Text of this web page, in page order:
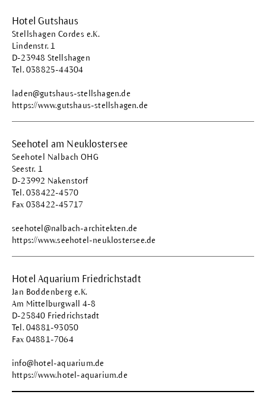
Hotel Gutshaus
Stellshagen Cordes e.K.
Lindenstr. 1
D-23948 Stellshagen
Tel. 038825-44304
laden@gutshaus-stellshagen.de
https://www.gutshaus-stellshagen.de
Seehotel am Neuklostersee
Seehotel Nalbach OHG
Seestr. 1
D-23992 Nakenstorf
Tel. 038422-4570
Fax 038422-45717
seehotel@nalbach-architekten.de
https://www.seehotel-neuklostersee.de
Hotel Aquarium Friedrichstadt
Jan Boddenberg e.K.
Am Mittelburgwall 4-8
D-25840 Friedrichstadt
Tel. 04881-93050
Fax 04881-7064
info@hotel-aquarium.de
https://www.hotel-aquarium.de